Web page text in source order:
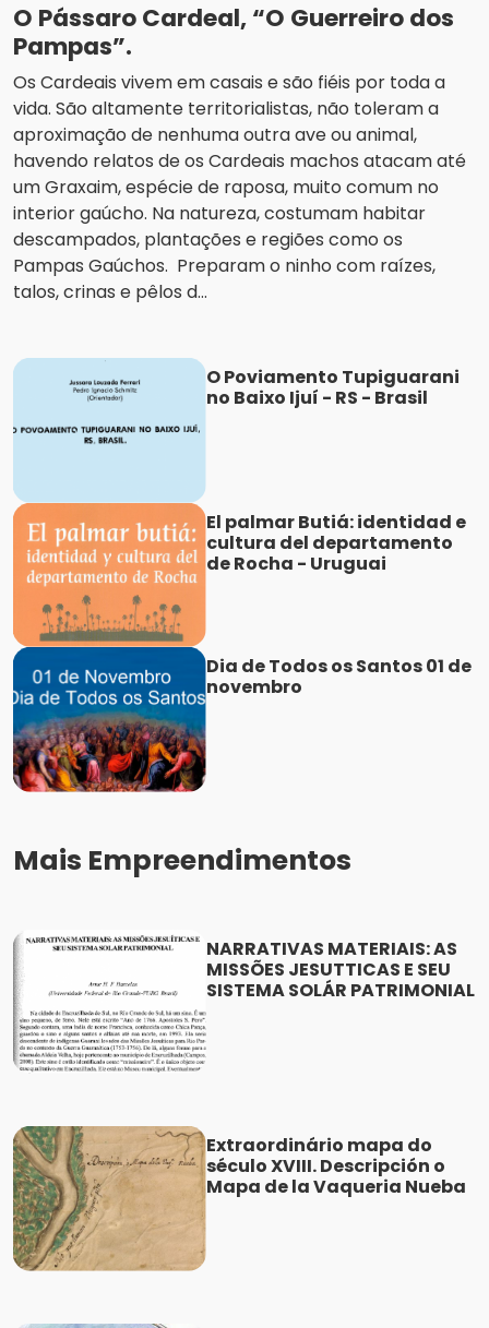
O Pássaro Cardeal, “O Guerreiro dos
Pampas”.
Os Cardeais vivem em casais e são fiéis por toda a
vida. São altamente territorialistas, não toleram a
aproximação de nenhuma outra ave ou animal,
havendo relatos de os Cardeais machos atacam até
um Graxaim, espécie de raposa, muito comum no
interior gaúcho. Na natureza, costumam habitar
descampados, plantações e regiões como os
Pampas Gaúchos. Preparam o ninho com raízes,
talos, crinas e pêlos d...
O Poviamento Tupiguarani
no Baixo Ijuí - RS - Brasil
El palmar Butiá: identidad e
cultura del departamento
de Rocha - Uruguai
Dia de Todos os Santos 01 de
novembro
Mais Empreendimentos
NARRATIVAS MATERIAIS: AS
MISSÕES JESUTTICAS E SEU
SISTEMA SOLÁR PATRIMONIAL
Extraordinário mapa do
século XVIII. Descripción o
Mapa de la Vaqueria Nueba